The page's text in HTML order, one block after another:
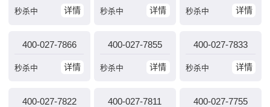
详情
秒杀中 详情
秒杀中 详情
秒杀中
400-027-7866
详情
秒杀中
400-027-7855
详情
秒杀中
400-027-7833
详情
秒杀中
400-027-7822 400-027-7811 400-027-7755